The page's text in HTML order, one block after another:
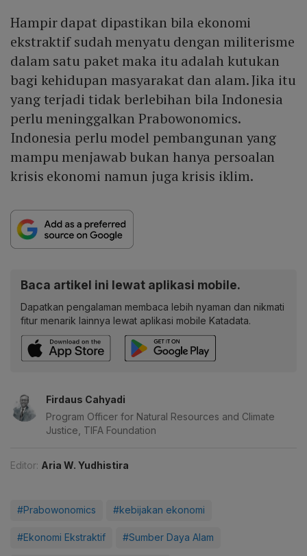
Hampir dapat dipastikan bila ekonomi
ekstraktif sudah menyatu dengan militerisme
dalam satu paket maka itu adalah kutukan
bagi kehidupan masyarakat dan alam. Jika itu
yang terjadi tidak berlebihan bila Indonesia
perlu meninggalkan Prabowonomics.
Indonesia perlu model pembangunan yang
mampu menjawab bukan hanya persoalan
krisis ekonomi namun juga krisis iklim.
Baca artikel ini lewat aplikasi mobile.
Dapatkan pengalaman membaca lebih nyaman dan nikmati
fitur menarik lainnya lewat aplikasi mobile Katadata.
Firdaus Cahyadi
Program Officer for Natural Resources and Climate
Justice, TIFA Foundation
Editor: Aria W. Yudhistira
#Prabowonomics #kebijakan ekonomi
#Ekonomi Ekstraktif #Sumber Daya Alam